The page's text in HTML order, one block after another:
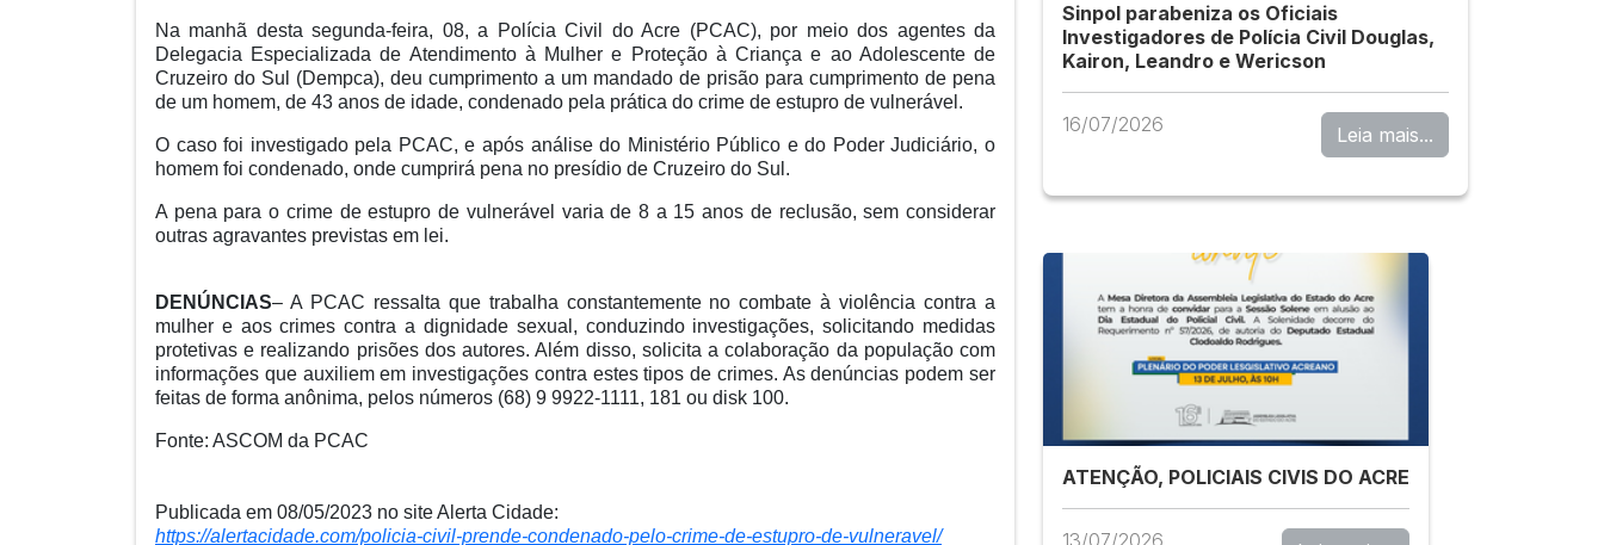
Na manhã desta segunda-feira, 08, a Polícia Civil do Acre (PCAC), por meio dos agentes da
Delegacia Especializada de Atendimento à Mulher e Proteção à Criança e ao Adolescente de
Cruzeiro do Sul (Dempca), deu cumprimento a um mandado de prisão para cumprimento de pena
de um homem, de 43 anos de idade, condenado pela prática do crime de estupro de vulnerável.
O caso foi investigado pela PCAC, e após análise do Ministério Público e do Poder Judiciário, o
homem foi condenado, onde cumprirá pena no presídio de Cruzeiro do Sul.
A pena para o crime de estupro de vulnerável varia de 8 a 15 anos de reclusão, sem considerar
outras agravantes previstas em lei.
DENÚNCIAS– A PCAC ressalta que trabalha constantemente no combate à violência contra a
mulher e aos crimes contra a dignidade sexual, conduzindo investigações, solicitando medidas
protetivas e realizando prisões dos autores. Além disso, solicita a colaboração da população com
informações que auxiliem em investigações contra estes tipos de crimes. As denúncias podem ser
feitas de forma anônima, pelos números (68) 9 9922-1111, 181 ou disk 100.
Fonte: ASCOM da PCAC
Publicada em 08/05/2023 no site Alerta Cidade:
https://alertacidade.com/policia-civil-prende-condenado-pelo-crime-de-estupro-de-vulneravel/
Sinpol parabeniza os Oficiais
Investigadores de Polícia Civil Douglas,
Kairon, Leandro e Wericson
16/07/2026 Leia mais...
ATENÇÃO, POLICIAIS CIVIS DO ACRE
13/07/2026